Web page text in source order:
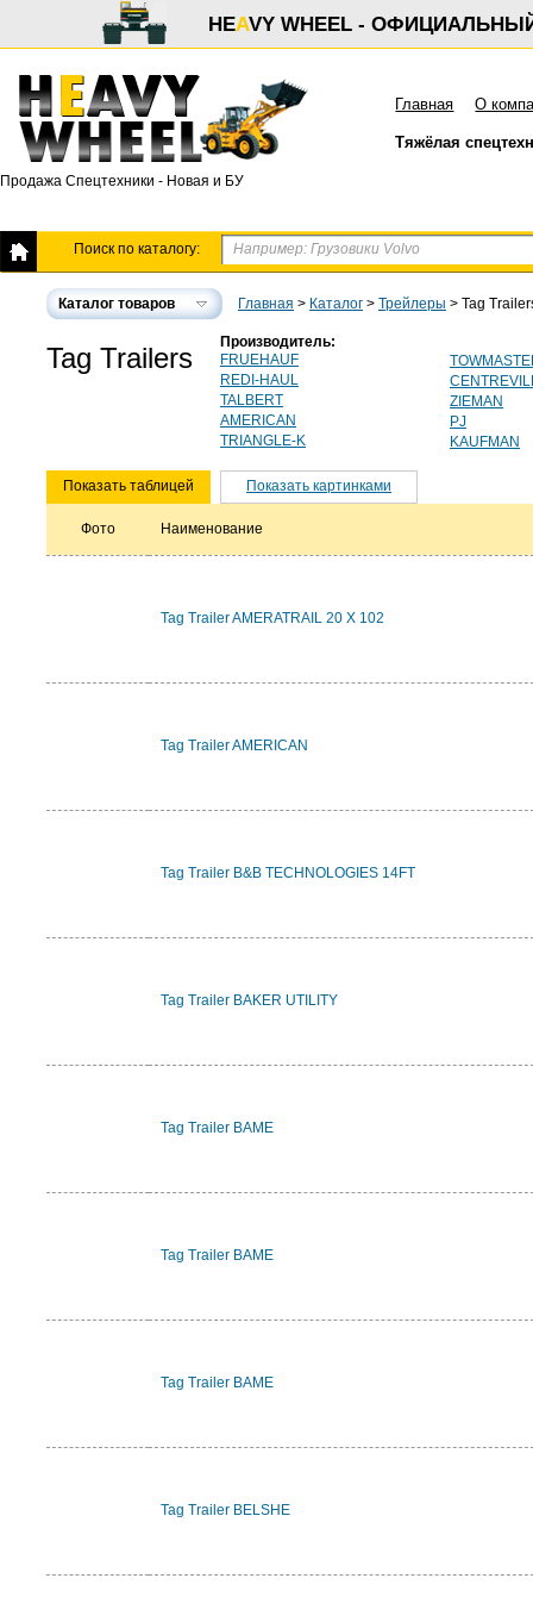
HEAVY WHEEL -
Продажа Спецтехники - Новая и БУ
Главная О
Тяжёлая
Поиск по каталогу:
Каталог товаров Главная > Каталог > Трейлеры > Tag
Tag Trailers
Производитель:
FRUEHAUF
REDI-HAUL
TALBERT
AMERICAN
TRIANGLE-K
ZIEMAN
PJ
KAUFMAN
Показать таблицей Показать картинками
Фото Наименование
Tag Trailer AMERATRAIL 20 X 102
Tag Trailer AMERICAN
Tag Trailer B&B TECHNOLOGIES 14FT
Tag Trailer BAKER UTILITY
Tag Trailer BAME
Tag Trailer BAME
Tag Trailer BAME
Tag Trailer BELSHE